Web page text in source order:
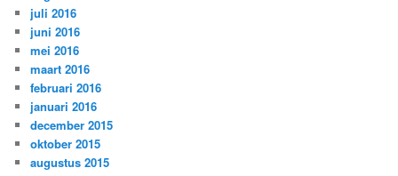
juli 2016
juni 2016
mei 2016
maart 2016
februari 2016
januari 2016
december 2015
oktober 2015
augustus 2015